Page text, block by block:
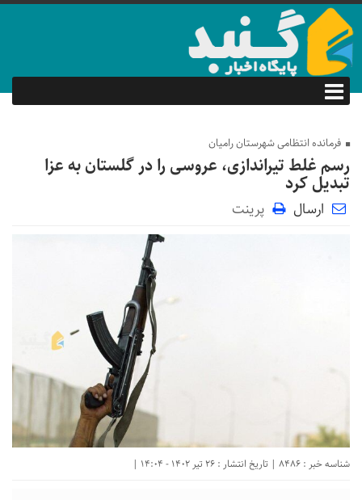
فرمانده انتظامی شهرستان رامیان
رسم غلط تیراندازی، عروسی را در گلستان به عزا
تبدیل کرد
ارسال پرینت
شناسه خبر : 8486 | تاریخ انتشار : 26 تیر 1402 - 14:04 |